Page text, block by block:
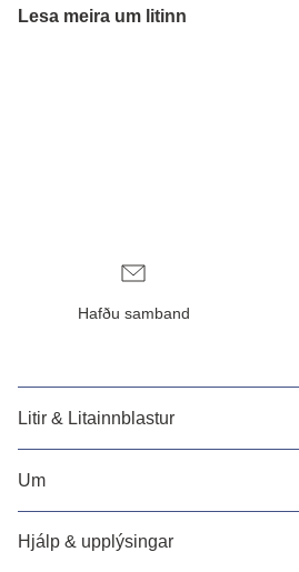
Lesa meira um litinn
Hafðu samband
Litir & Litainnblastur
Um
Hjálp & upplýsingar